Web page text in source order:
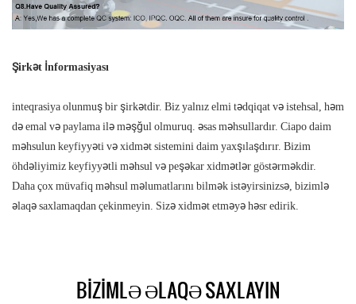
Şirkət İnformasiyası
inteqrasiya olunmuş bir şirkətdir. Biz yalnız elmi tədqiqat və istehsal, həm
də emal və paylama ilə məşğul olmuruq. əsas məhsullardır. Ciapo daim
məhsulun keyfiyyəti və xidmət sistemini daim yaxşılaşdırır. Bizim
öhdəliyimiz keyfiyyətli məhsul və peşəkar xidmətlər göstərməkdir.
Daha çox müvafiq məhsul məlumatlarını bilmək istəyirsinizsə, bizimlə
əlaqə saxlamaqdan çekinmeyin. Sizə xidmət etməyə həsr edirik.
BIZIMLƏ ƏLAQƏ SAXLAYIN